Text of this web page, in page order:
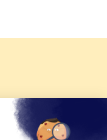
2026 de KTO